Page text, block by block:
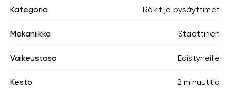
Kategoria Räkit ja pysäyttimet
Mekaniikka Staattinen
Vaikeustaso Edistyneille
Kesto 2 minuuttia